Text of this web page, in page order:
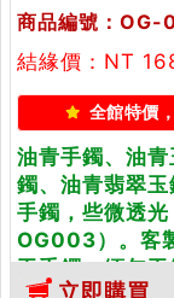
商品編號：
結緣價：NT
全館特價
油青手鐲、油
鐲、油青翡翠
手鐲，些微透
OG003）。客
玉手鐲，緬甸
立即購買